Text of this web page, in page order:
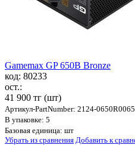
Gamemax GP 650B Bronze
код: 80233
ост.:
41 900 тг (шт)
Артикул-PartNumber: 2124-0650R0065
В упаковке: 5
Базовая единица: шт
Убрать из сравнения Добавить к